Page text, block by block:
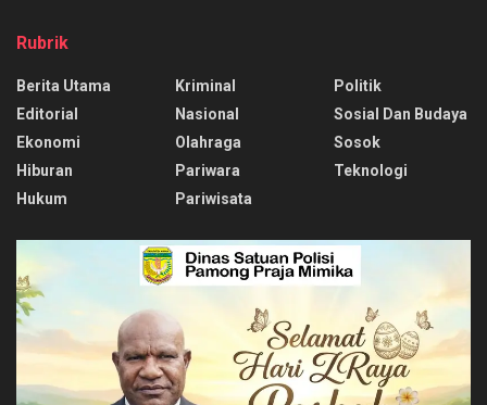
Rubrik
Berita Utama
Editorial
Ekonomi
Hiburan
Hukum
Kriminal
Nasional
Olahraga
Pariwara
Pariwisata
Politik
Sosial Dan Budaya
Sosok
Teknologi